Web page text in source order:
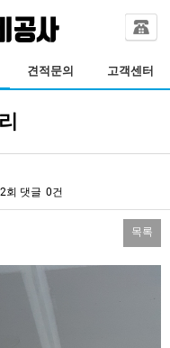
견적문의 고객센터
회 댓글 0건
목록